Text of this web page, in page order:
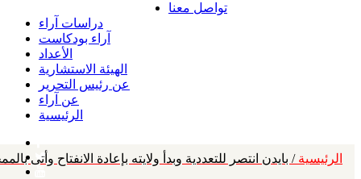
تواصل معنا
دراسات آراء
آراء بودكاست
الأعداد
الهيئة الاستشارية
عن رئيس التحرير
عن آراء
الرئيسية
الرئيسية / بايدن انتصر للتعددية وبدأ ولايته بإعادة الانفتاح وأتى